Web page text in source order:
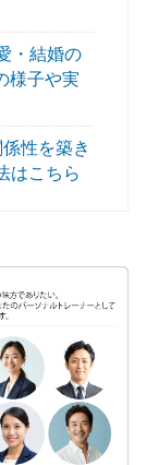
・結婚の
様子や実
性を築き
はこちら